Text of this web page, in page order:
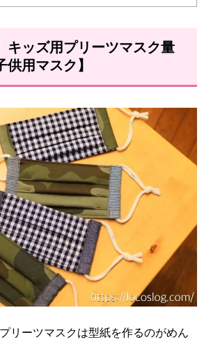
キッズ用プリーツマスク量
用マスク】
リーツマスクは型紙を作るのがめん